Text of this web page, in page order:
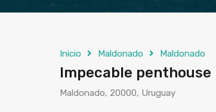
Inicio Maldonado Maldonado
Impecable
Maldonado, 20000, Uruguay